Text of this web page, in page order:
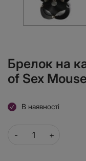
Брелок на
of Sex
В наявності